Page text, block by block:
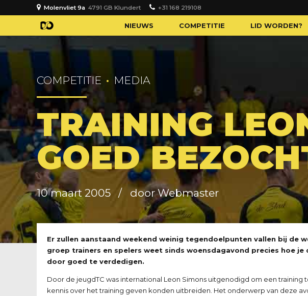
Molenvliet 9a 4791 GB Klundert +31 168 219108
NIEUWS COMPETITIE LID WORDEN?
COMPETITIE MEDIA
TRAINING
GOED
10 maart 2005 door Webmaster
Er zullen aanstaand weekend weinig tegendoelpunten vallen bij de
groep trainers en spelers weet sinds woensdagavond precies hoe
door goed te verdedigen.
Door de jeugdTC was international Leon Simons uitgenodigd om een training
kennis over het training geven konden uitbreiden. Het onderwerp van deze